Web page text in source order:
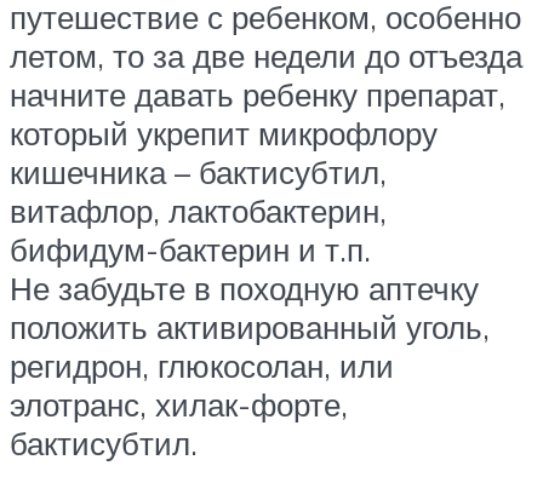
путешествие с ребенком, особенно
летом, то за две недели до отъезда
начните давать ребенку препарат,
который укрепит микрофлору
кишечника – бактисубтил,
витафлор, лактобактерин,
бифидум-бактерин и т.п.
Не забудьте в походную аптечку
положить активированный уголь,
регидрон, глюкосолан, или
элотранс, хилак-форте,
бактисубтил.